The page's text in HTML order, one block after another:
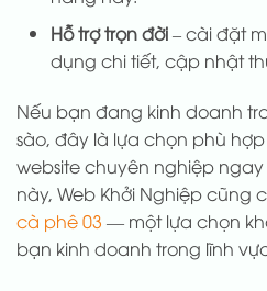
Hỗ trợ trọn đời– cài đặt
dụng chi tiết, cập nhật
Nếu bạn đang kinh doanh
sào, đây là lựa chọn phù
website chuyên nghiệp
này, Web Khởi Nghiệp cũng
cà phê 03 — một lựa chọn
bạn kinh doanh trong lĩnh